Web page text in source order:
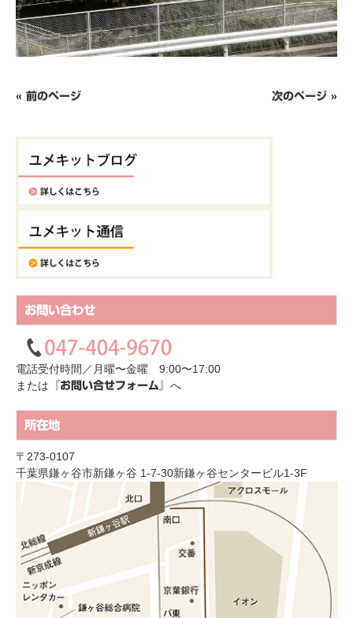
« 前のページ 次のページ »
お問い合わせ
電話受付時間／月曜〜金曜 9:00〜17:00
または 『お問い合せフォーム』 へ
所在地
〒273-0107
千葉県鎌ヶ谷市新鎌ヶ谷 1-7-30新鎌ヶ谷センタービル1-3F